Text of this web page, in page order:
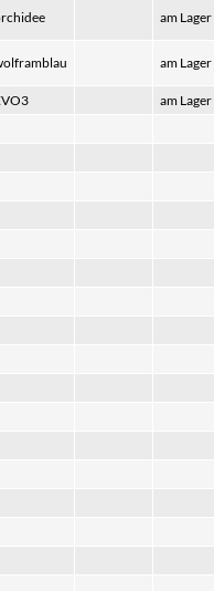
am Lager
am Lager
am Lager